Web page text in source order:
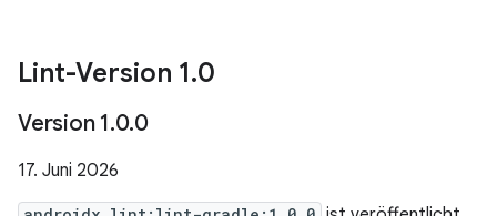
Lint-Version 1.0
Version 1.0.0
17. Juni 2026